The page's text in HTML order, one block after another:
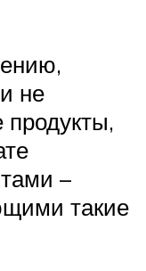
не
–
такие